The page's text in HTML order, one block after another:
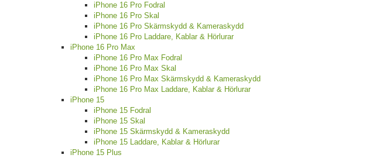
iPhone 16 Pro Fodral
iPhone 16 Pro Skal
iPhone 16 Pro Skärmskydd & Kameraskydd
iPhone 16 Pro Laddare, Kablar & Hörlurar
iPhone 16 Pro Max
iPhone 16 Pro Max Fodral
iPhone 16 Pro Max Skal
iPhone 16 Pro Max Skärmskydd & Kameraskydd
iPhone 16 Pro Max Laddare, Kablar & Hörlurar
iPhone 15
iPhone 15 Fodral
iPhone 15 Skal
iPhone 15 Skärmskydd & Kameraskydd
iPhone 15 Laddare, Kablar & Hörlurar
iPhone 15 Plus